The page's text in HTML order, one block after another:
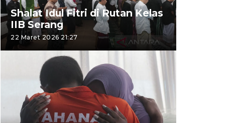
Shalat Idul Fitri di Rutan Kelas
IIB Serang
22 Maret 2026 21:27